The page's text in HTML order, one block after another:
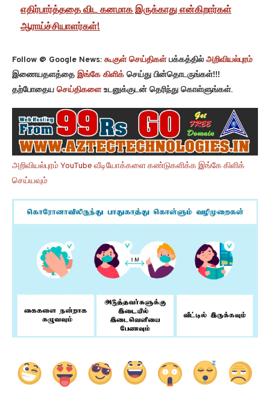
எதிர்பார்த்ததை விட கனமாக இருக்காது என்கிறார்கள்
ஆராய்ச்சியாளர்கள்!
Follow @ Google News: கூகுள் செய்திகள்பக்கத்தில் அறிவியல்புரம்
இணையதளத்தை இங்கே கிளிக் செய்து பின்தொடருங்கள்!!!
தற்போதைய செய்திகளைஉடனுக்குடன் தெரிந்து கொள்ளுங்கள்.
அறிவியல்புரம் YouTube வீடியோக்களை கண்டுகளிக்க இங்கே கிளிக்
செய்யவும்